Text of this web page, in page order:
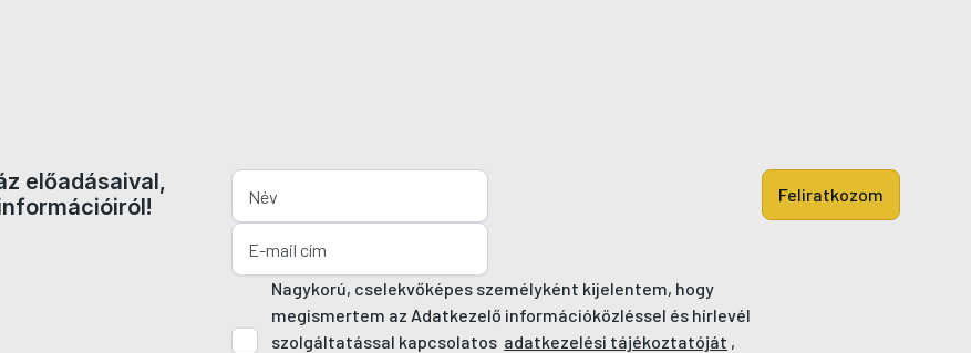
előadásaival,
Nagykorú, cselekvőképes személyként kijelentem, hogy
megismertem az Adatkezelő információközléssel és hírlevél
szolgáltatással kapcsolatos adatkezelési tájékoztatóját ,
Feliratkozom